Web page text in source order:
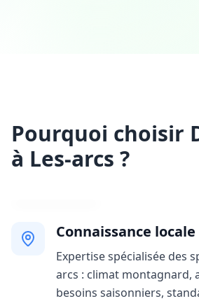
Pourquoi choisir
à Les-arcs ?
Connaissance locale
Expertise spécialisée des
arcs : climat montagnard,
besoins saisonniers,